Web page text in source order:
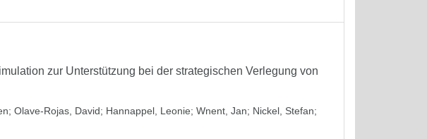
zur Unterstützung bei der strategischen Verlegung von
; Olave-Rojas, David; Hannappel, Leonie; Wnent, Jan; Nickel, Stefan;